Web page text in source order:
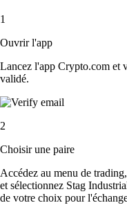
1
Ouvrir l'app
Lancez l'app Crypto.com et
validé.
2
Choisir une paire
Accédez au menu de
et sélectionnez Stag
de votre choix pour